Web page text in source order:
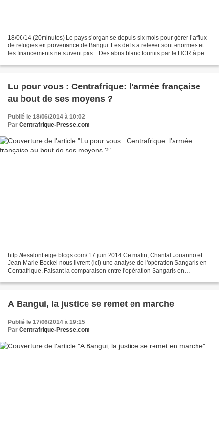
18/06/14 (20minutes) Le pays s’organise depuis six mois pour gérer l’afflux
de réfugiés en provenance de Bangui. Les défis à relever sont énormes et
les financements ne suivent pas... Des abris blanc fournis par le HCR à perte
Lu pour vous : Centrafrique: l'armée française
au bout de ses moyens ?
Publié le 18/06/2014 à 10:02
Par Centrafrique-Presse.com
http://lesalonbeige.blogs.com/ 17 juin 2014 Ce matin, Chantal Jouanno et
Jean-Marie Bockel nous livrent (ici) une analyse de l'opération Sangaris en
Centrafrique. Faisant la comparaison entre l'opération Sangaris en
A Bangui, la justice se remet en marche
Publié le 17/06/2014 à 19:15
Par Centrafrique-Presse.com